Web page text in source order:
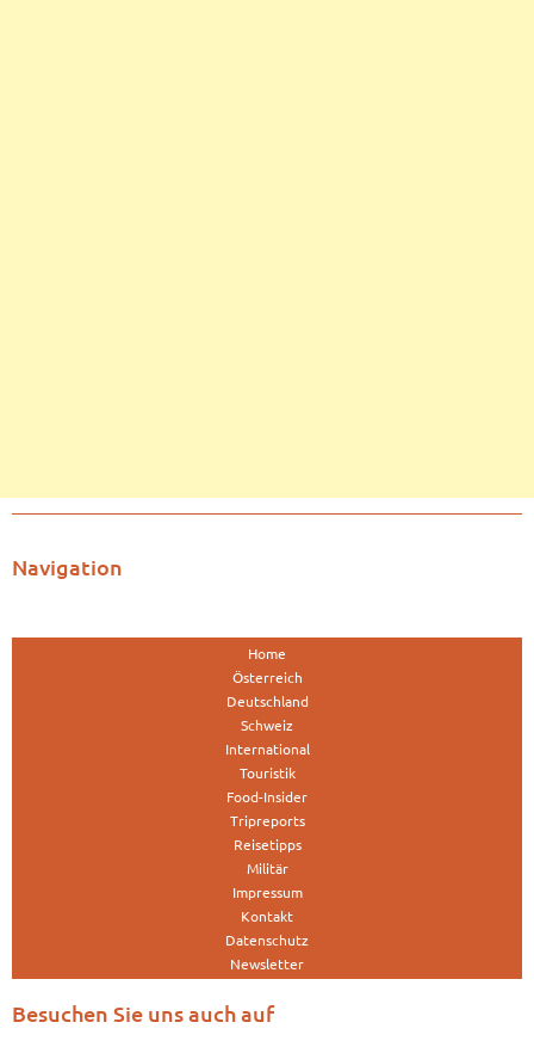
Navigation
Home
Österreich
Deutschland
Schweiz
International
Touristik
Food-Insider
Tripreports
Reisetipps
Militär
Impressum
Kontakt
Datenschutz
Newsletter
Besuchen Sie uns auch auf